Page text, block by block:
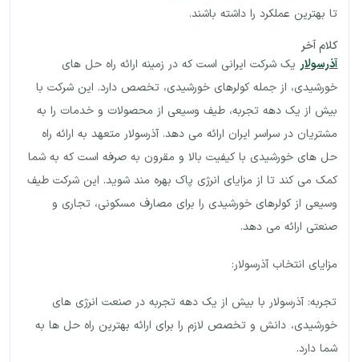
تا بهترین عملکرد را داشته باشند.
کلام آخر
آذرسولار یک شرکت ایرانی است که در زمینه ارائه راه حل های
خورشیدی، از جمله کولرهای خورشیدی، تخصص دارد. این شرکت با
بیش از یک دهه تجربه، طیف وسیعی از محصولات و خدمات را به
مشتریان در سراسر ایران ارائه می دهد. آذرسولار متعهد به ارائه راه
حل های خورشیدی با کیفیت بالا و مقرون به صرفه است که به شما
کمک می کند تا از مزایای انرژی پاک بهره مند شوید. این شرکت طیف
وسیعی از کولرهای خورشیدی را برای مصارف مسکونی، تجاری و
صنعتی ارائه می دهد.
مزایای انتخاب آذرسولار:
تجربه: آذرسولار با بیش از یک دهه تجربه در صنعت انرژی های
خورشیدی، دانش و تخصص لازم را برای ارائه بهترین راه حل ها به
شما دارد.